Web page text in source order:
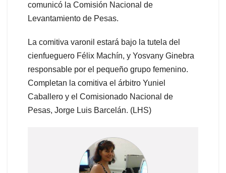
comunicó la Comisión Nacional de
Levantamiento de Pesas.
La comitiva varonil estará bajo la tutela del
cienfueguero Félix Machín, y Yosvany Ginebra
responsable por el pequeño grupo femenino.
Completan la comitiva el árbitro Yuniel
Caballero y el Comisionado Nacional de
Pesas, Jorge Luis Barcelán. (LHS)